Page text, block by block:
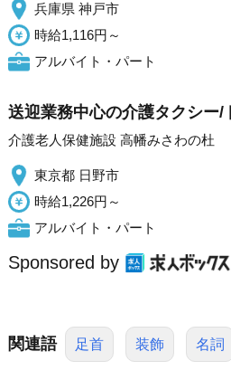
兵庫県 神戸市
時給1,116円～
アルバイト・パート
送迎業務中心の介護タクシー/
介護老人保健施設 高幡みさわの杜
東京都 日野市
時給1,226円～
アルバイト・パート
Sponsored by
関連語 足首 装飾 名詞